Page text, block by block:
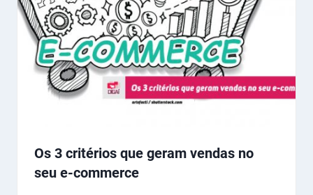
Os 3 critérios que geram vendas no
seu e-commerce